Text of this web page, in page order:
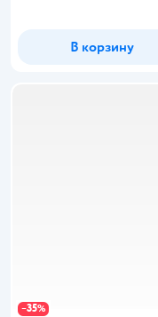
В корзину
−35%